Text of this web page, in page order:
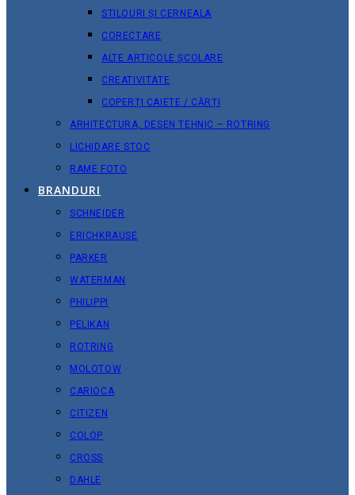
STILOURI ȘI CERNEALA
CORECTARE
ALTE ARTICOLE ȘCOLARE
CREATIVITATE
COPERȚI CAIETE / CĂRȚI
ARHITECTURA, DESEN TEHNIC – ROTRING
LICHIDARE STOC
RAME FOTO
BRANDURI
SCHNEIDER
ERICHKRAUSE
PARKER
WATERMAN
PHILIPPI
PELIKAN
ROTRING
MOLOTOW
CARIOCA
CITIZEN
COLOP
CROSS
DAHLE